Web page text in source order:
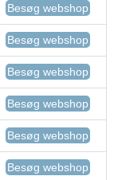
Besøg webshop
Besøg webshop
Besøg webshop
Besøg webshop
Besøg webshop
Besøg webshop